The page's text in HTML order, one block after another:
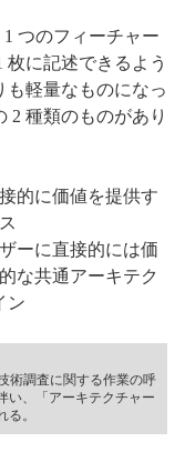
つのフィーチャー
に記述できるよう
も軽量なものになっ
2 種類のものがあり
的に価値を提供す
ーに直接的には価
な共通アーキテク
ン
術調査に関する作業の呼
い、「アーキテクチャー
。